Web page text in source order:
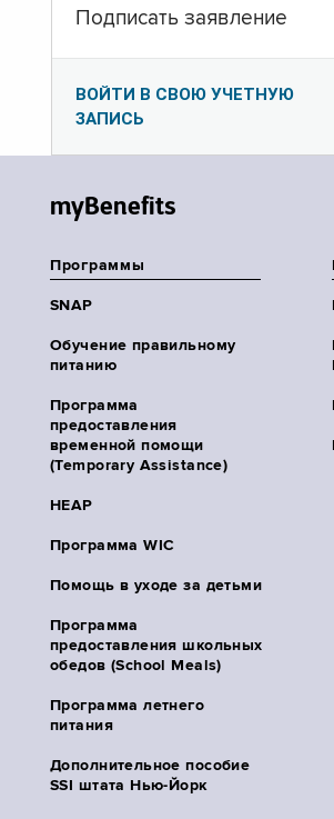
Подписать заявление
ВОЙТИ В СВОЮ УЧЕТНУЮ
ЗАПИСЬ
myBenefits
Программы
SNAP
Обучение правильному
питанию
Программа
предоставления
временной помощи
(Temporary Assistance)
HEAP
Программа WIC
Помощь в уходе за детьми
Программа
предоставления школьных
обедов (School Meals)
Программа летнего
питания
Дополнительное пособие
SSI штата Нью-Йорк